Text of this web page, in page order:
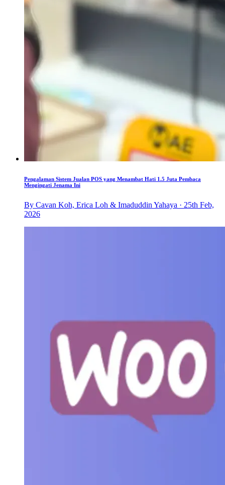
Pengalaman Sistem Jualan POS yang Menambat Hati 1.5 Juta Pembaca
Mengingati Jenama Ini
By Cavan Koh, Erica Loh & Imaduddin Yahaya · 25th Feb,
2026